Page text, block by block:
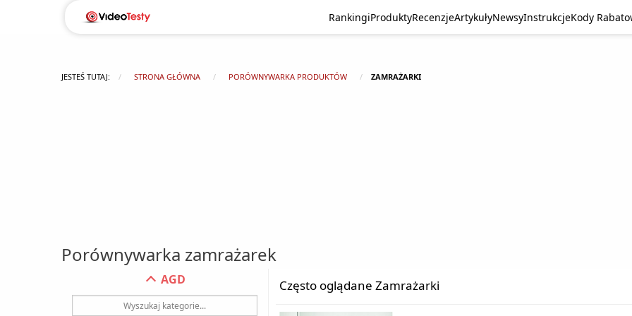
RankingiProduktyRecenzjeArtykułyNewsyInstrukcjeKody
JESTEŚ TUTAJ: STRONA GŁÓWNA PORÓWNYWARKA PRODUKTÓW ZAMRAŻARKI
Porównywarka zamrażarek
AGD Często oglądane Zamrażarki